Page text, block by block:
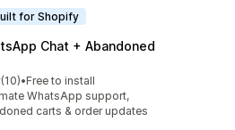
for Shopify
Chat + Abandoned
5 顆星
(10)則評價
•Free to install
WhatsApp support,
carts & order updates